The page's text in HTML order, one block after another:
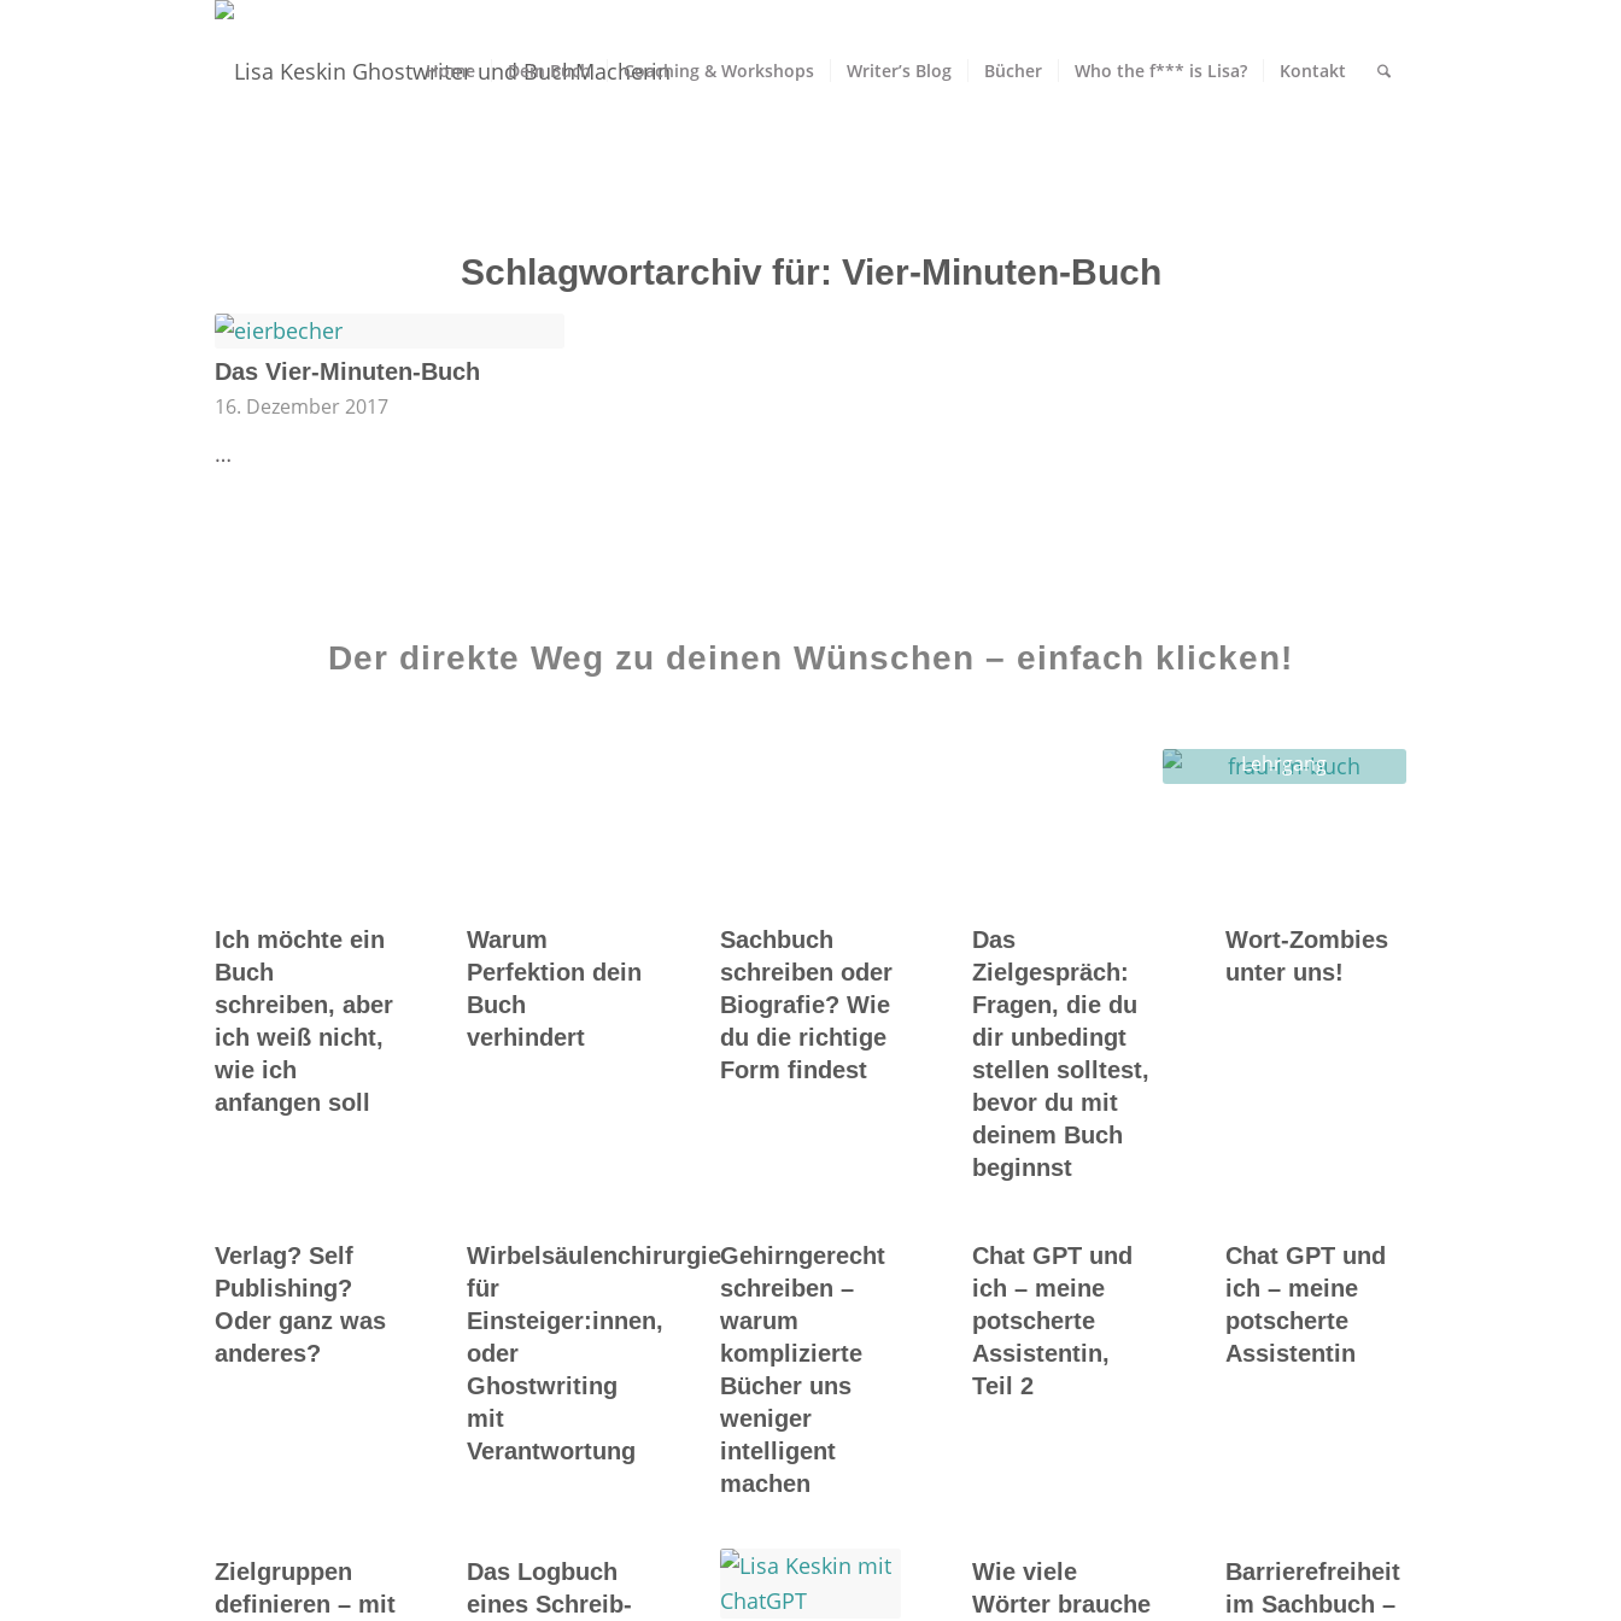
Home Dein Buch Coaching & Workshops Writer’s Blog Bücher Who the f*** is Lisa? Kontakt
Schlagwortarchiv für: Vier-Minuten-Buch
Das Vier-Minuten-Buch
16. Dezember 2017
…
Der direkte Weg zu deinen Wünschen – einfach klicken!
Lehrgang
Ghostwriting
Ich möchte ein
Buch
schreiben, aber
ich weiß nicht,
wie ich
anfangen soll
Warum
Perfektion dein
Buch
verhindert
Sachbuch
schreiben oder
Biografie? Wie
du die richtige
Form findest
Das
Zielgespräch:
Fragen, die du
dir unbedingt
stellen solltest,
bevor du mit
deinem Buch
beginnst
Wort-Zombies
unter uns!
Verlag? Self
Publishing?
Oder ganz was
anderes?
Wirbelsäulenchirurgie
für
Einsteiger:innen,
oder
Ghostwriting
mit
Verantwortung
Gehirngerecht
schreiben –
warum
komplizierte
Bücher uns
weniger
intelligent
machen
Chat GPT und
ich – meine
potscherte
Assistentin,
Teil 2
Chat GPT und
ich – meine
potscherte
Assistentin
Zielgruppen
definieren – mit
Das Logbuch
eines Schreib-
Wie viele
Wörter brauche
Barrierefreiheit
im Sachbuch –